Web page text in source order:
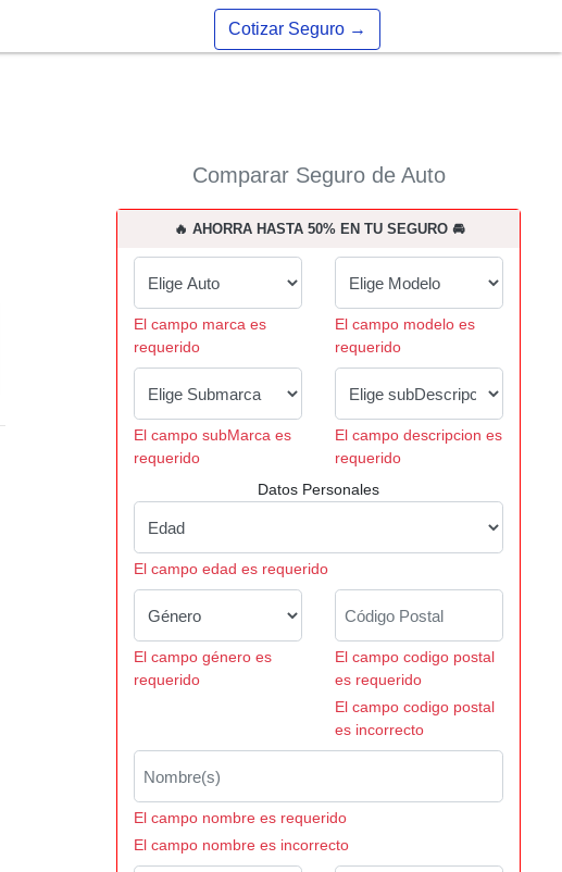
Cotizar Seguro →
Comparar Seguro de Auto
🔥 AHORRA HASTA 50% EN TU SEGURO 🚘
El campo marca es
requerido
El campo modelo es
requerido
El campo subMarca es
requerido
El campo descripcion es
requerido
Datos Personales
El campo edad es requerido
El campo género es
requerido
El campo codigo postal
es requerido
El campo codigo postal
es incorrecto
El campo nombre es requerido
El campo nombre es incorrecto